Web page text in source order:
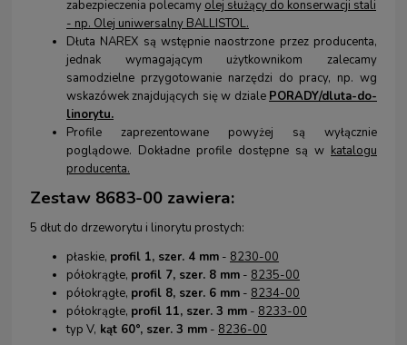
zabezpieczenia polecamy olej służący do konserwacji stali
- np. Olej uniwersalny BALLISTOL.
Dłuta NAREX są wstępnie naostrzone przez producenta,
jednak wymagającym użytkownikom zalecamy
samodzielne przygotowanie narzędzi do pracy, np. wg
wskazówek znajdujących się w dziale PORADY/dluta-do-
linorytu.
Profile zaprezentowane powyżej są wyłącznie
poglądowe. Dokładne profile dostępne są w katalogu
producenta.
Zestaw 8683-00 zawiera:
5 dłut do drzeworytu i linorytu prostych:
płaskie, profil 1, szer. 4 mm - 8230-00
półokrągłe, profil 7, szer. 8 mm - 8235-00
półokrągłe, profil 8, szer. 6 mm - 8234-00
półokrągłe, profil 11, szer. 3 mm - 8233-00
typ V, kąt 60°, szer. 3 mm - 8236-00